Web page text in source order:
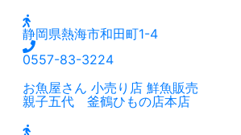
静岡県熱海市和田町1-4
0557-83-3224
お魚屋さん 小売り店 鮮魚販売
親子五代 釜鶴ひもの店本店